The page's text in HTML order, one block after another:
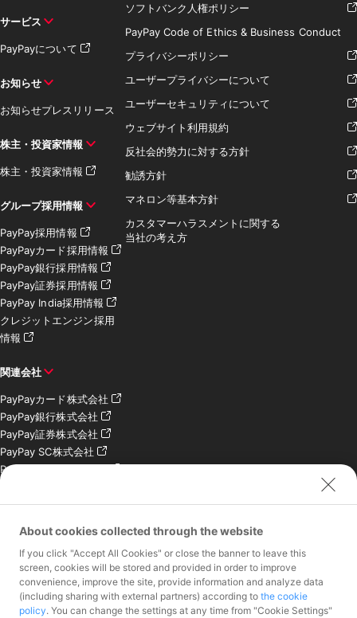
サービス
PayPayについて
お知らせ
お知らせプレスリリース
株主・投資家情報
株主・投資家情報
グループ採用情報
PayPay採用情報
PayPayカード採用情報
PayPay銀行採用情報
PayPay証券採用情報
PayPay India採用情報
クレジットエンジン採用
情報
関連会社
PayPayカード株式会社
PayPay銀行株式会社
PayPay証券株式会社
PayPay SC株式会社
PayPay India Pvt. Ltd.
会社
お問い合わせ
加盟店様専用お問い合わ
報道関係者様専用お問い
ソフトバンク人権ポリシー
PayPay Code of Ethics & Business Conduct
プライバシーポリシー
ユーザープライバシーについて
ユーザーセキュリティについて
ウェブサイト利用規約
反社会的勢力に対する方針
勧誘方針
マネロン等基本方針
カスタマーハラスメントに関する
当社の考え方
About cookies collected through the website
If you click "Accept All Cookies" or close the banner to leave this
screen, cookies will be stored and provided in order to improve
convenience, improve the site, provide information and analyze data
(including sharing with external partners) according to the cookie
policy. You can change the settings at any time from "Cookie Settings"